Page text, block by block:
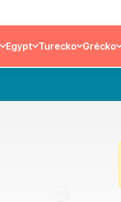
Egypt Turecko Grécko